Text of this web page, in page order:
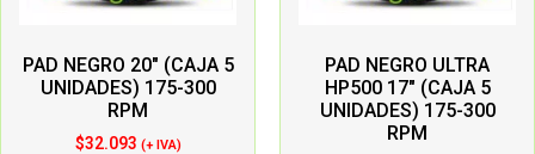
PAD NEGRO 20″ (CAJA 5
UNIDADES) 175-300
RPM
$32.093 (+ IVA)
PAD NEGRO ULTRA
HP500 17″ (CAJA 5
UNIDADES) 175-300
RPM